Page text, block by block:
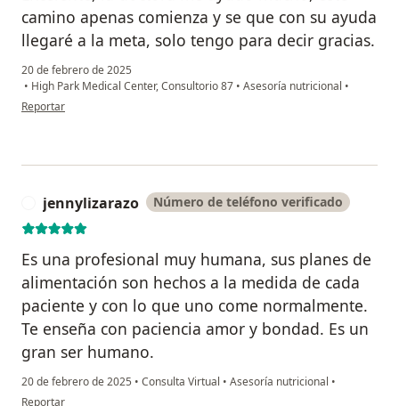
camino apenas comienza y se que con su ayuda
llegaré a la meta, solo tengo para decir gracias.
20 de febrero de 2025
• High Park Medical Center, Consultorio 87 • Asesoría nutricional •
en opinión del usuario Nicolle
Reportar
jennylizarazo Número de teléfono verificado
Es una profesional muy humana, sus planes de
alimentación son hechos a la medida de cada
paciente y con lo que uno come normalmente.
Te enseña con paciencia amor y bondad. Es un
gran ser humano.
20 de febrero de 2025 • Consulta Virtual • Asesoría nutricional •
en opinión del usuario jennylizarazo
Reportar